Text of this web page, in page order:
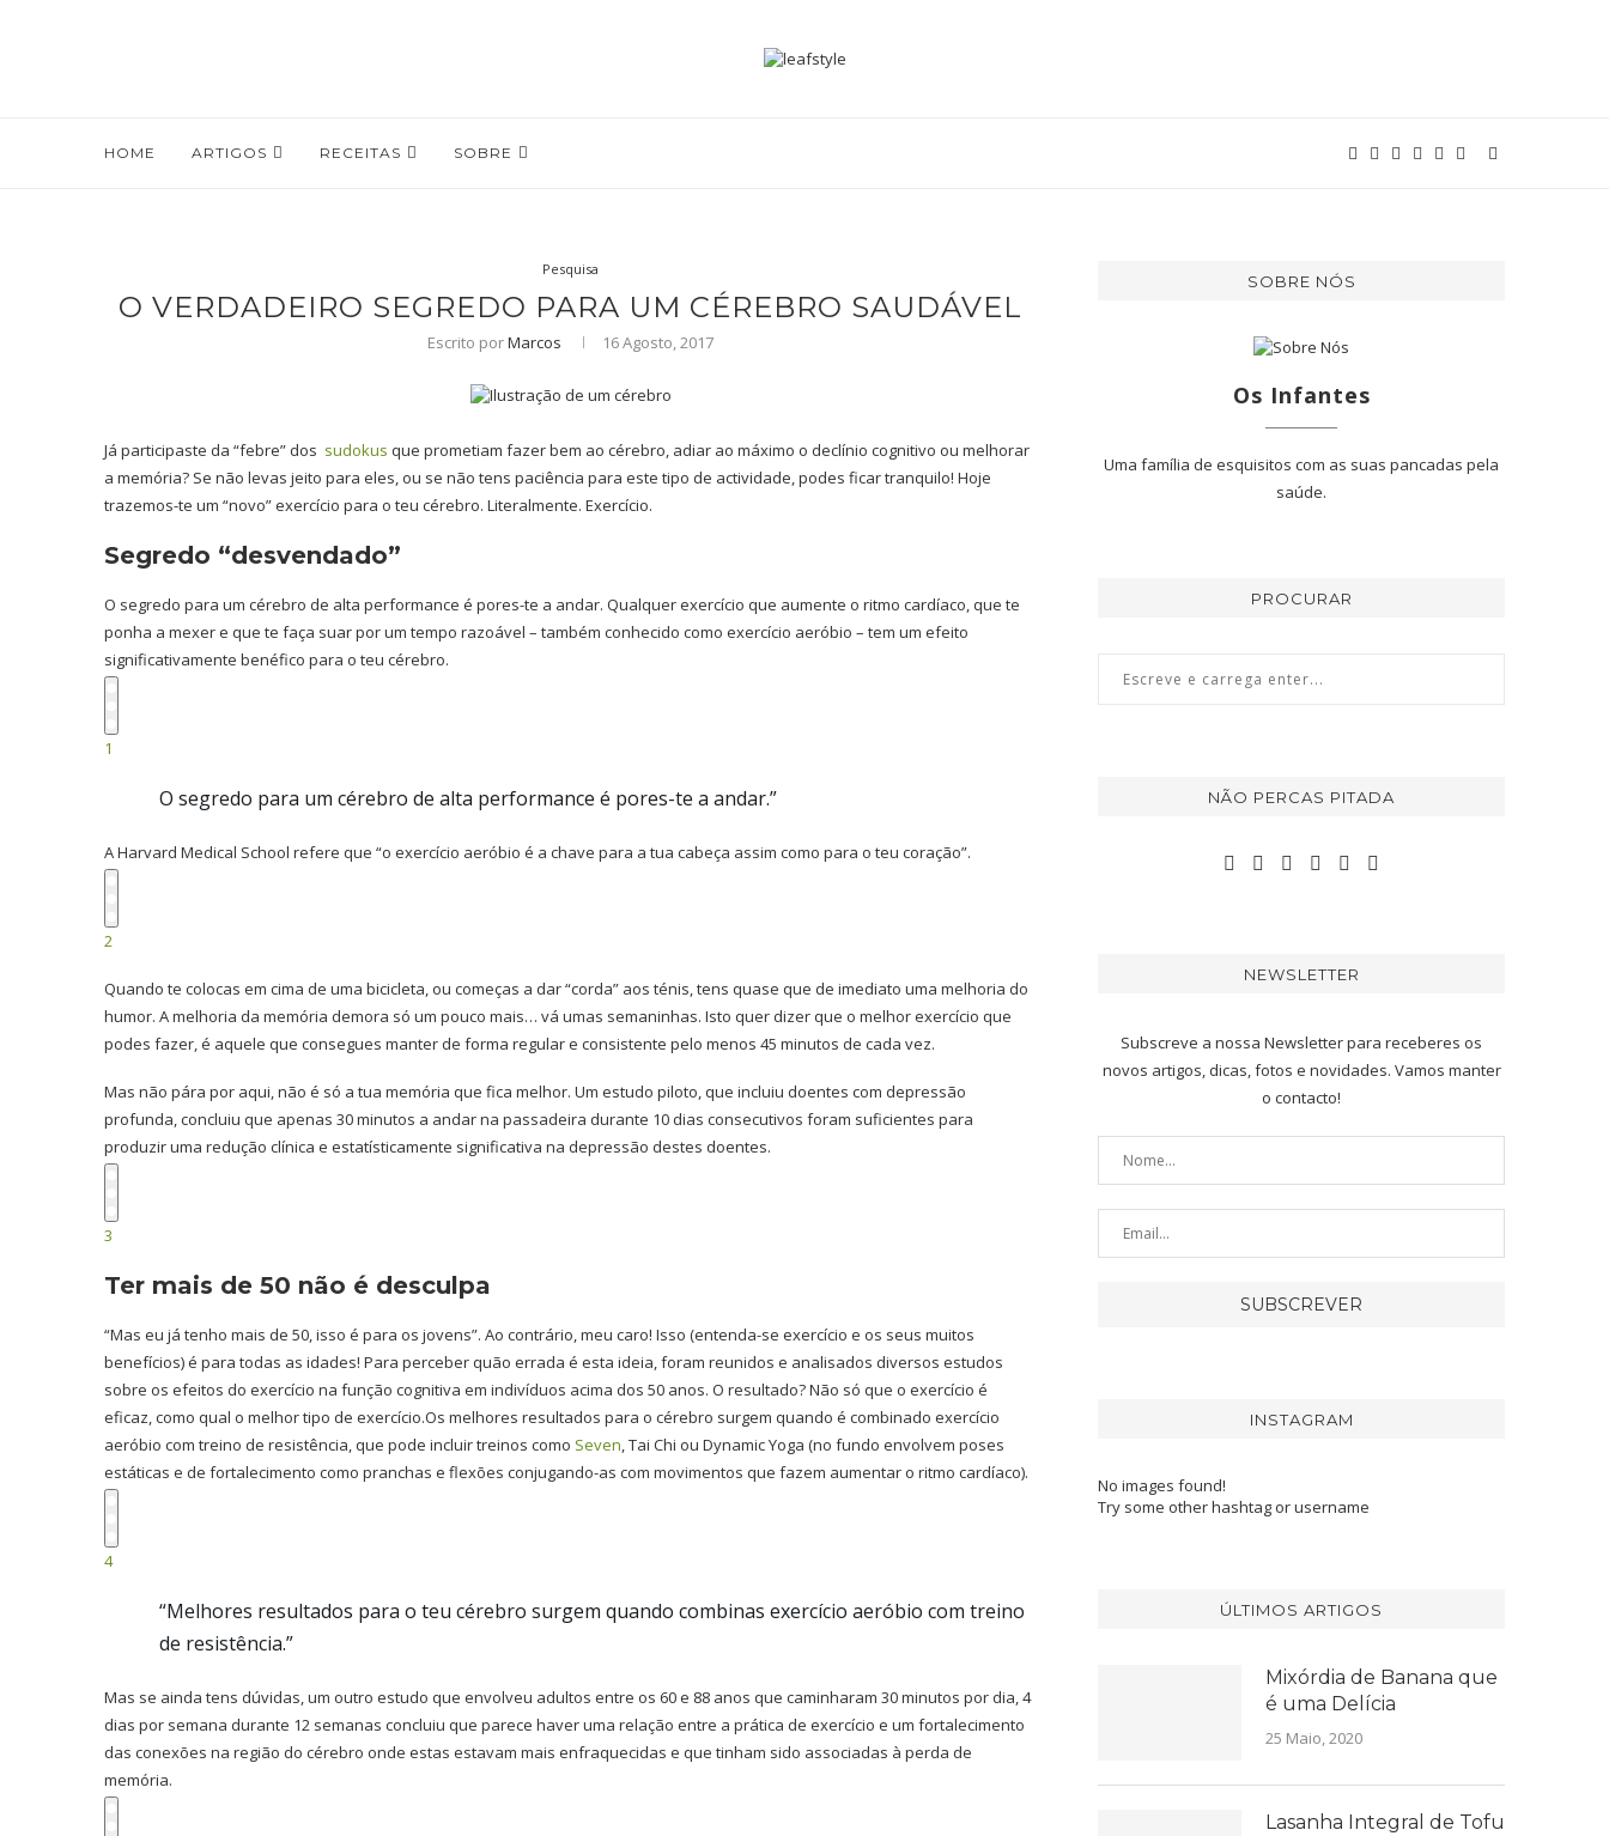
HOME ARTIGOS RECEITAS SOBRE
Pesquisa
O VERDADEIRO SEGREDO PARA UM CÉREBRO SAUDÁVEL
Escrito porMarcos 16 Agosto, 2017
Já participaste da “febre” dos sudokus que prometiam fazer bem ao cérebro, adiar ao máximo o declínio cognitivo ou melhorar
a memória? Se não levas jeito para eles, ou se não tens paciência para este tipo de actividade, podes ficar tranquilo! Hoje
trazemos-te um “novo” exercício para o teu cérebro. Literalmente. Exercício.
Segredo “desvendado”
O segredo para um cérebro de alta performance é pores-te a andar. Qualquer exercício que aumente o ritmo cardíaco, que te
ponha a mexer e que te faça suar por um tempo razoável – também conhecido como exercício aeróbio – tem um efeito
significativamente benéfico para o teu cérebro.
1
O segredo para um cérebro de alta performance é pores-te a andar.”
A Harvard Medical School refere que “o exercício aeróbio é a chave para a tua cabeça assim como para o teu coração”.
2
Quando te colocas em cima de uma bicicleta, ou começas a dar “corda” aos ténis, tens quase que de imediato uma melhoria do
humor. A melhoria da memória demora só um pouco mais… vá umas semaninhas. Isto quer dizer que o melhor exercício que
podes fazer, é aquele que consegues manter de forma regular e consistente pelo menos 45 minutos de cada vez.
Mas não pára por aqui, não é só a tua memória que fica melhor. Um estudo piloto, que incluiu doentes com depressão
profunda, concluiu que apenas 30 minutos a andar na passadeira durante 10 dias consecutivos foram suficientes para
produzir uma redução clínica e estatísticamente significativa na depressão destes doentes.
3
Ter mais de 50 não é desculpa
“Mas eu já tenho mais de 50, isso é para os jovens”. Ao contrário, meu caro! Isso (entenda-se exercício e os seus muitos
benefícios) é para todas as idades! Para perceber quão errada é esta ideia, foram reunidos e analisados diversos estudos
sobre os efeitos do exercício na função cognitiva em indivíduos acima dos 50 anos. O resultado? Não só que o exercício é
eficaz, como qual o melhor tipo de exercício.Os melhores resultados para o cérebro surgem quando é combinado exercício
aeróbio com treino de resistência, que pode incluir treinos como Seven, Tai Chi ou Dynamic Yoga (no fundo envolvem poses
estáticas e de fortalecimento como pranchas e flexões conjugando-as com movimentos que fazem aumentar o ritmo cardíaco).
4
“Melhores resultados para o teu cérebro surgem quando combinas exercício aeróbio com treino
de resistência.”
Mas se ainda tens dúvidas, um outro estudo que envolveu adultos entre os 60 e 88 anos que caminharam 30 minutos por dia, 4
dias por semana durante 12 semanas concluiu que parece haver uma relação entre a prática de exercício e um fortalecimento
das conexões na região do cérebro onde estas estavam mais enfraquecidas e que tinham sido associadas à perda de
memória.
SOBRE NÓS
Os Infantes
Uma família de esquisitos com as suas pancadas pela
saúde.
PROCURAR
NÃO PERCAS PITADA
NEWSLETTER
Subscreve a nossa Newsletter para receberes os
novos artigos, dicas, fotos e novidades. Vamos manter
o contacto!
INSTAGRAM
No images found!
Try some other hashtag or username
ÚLTIMOS ARTIGOS
Mixórdia de Banana que
é uma Delícia
25 Maio, 2020
Lasanha Integral de Tofu